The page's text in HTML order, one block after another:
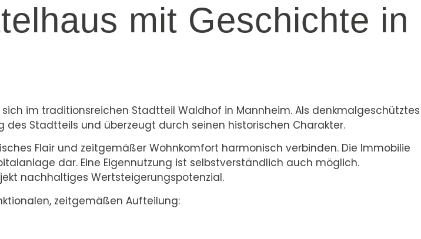
mit Geschichte in
im traditionsreichen Stadtteil Waldhof in Mannheim. Als denkmalgeschütztes
Stadtteils und überzeugt durch seinen historischen Charakter.
Flair und zeitgemäßer Wohnkomfort harmonisch verbinden. Die Immobilie
dar. Eine Eigennutzung ist selbstverständlich auch möglich.
nachhaltiges Wertsteigerungspotenzial.
zeitgemäßen Aufteilung: